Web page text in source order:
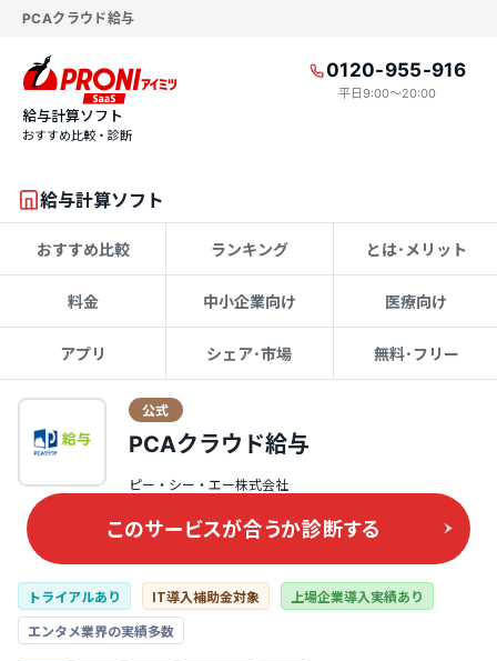
PCAクラウド給与
0120-955-916
平日9:00〜20:00
給与計算ソフト
おすすめ比較・診断
給与計算ソフト
おすすめ比較 ランキング とは･メリット
料金 中小企業向け 医療向け
アプリ シェア･市場 無料･フリー
公式
PCAクラウド給与
ピー・シー・エー株式会社
このサービスが合うか診断する
トライアルあり IT導入補助金対象
上場企業導入実績あり
エンタメ業界の実績多数